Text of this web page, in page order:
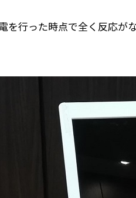
を行った時点で全く反応が